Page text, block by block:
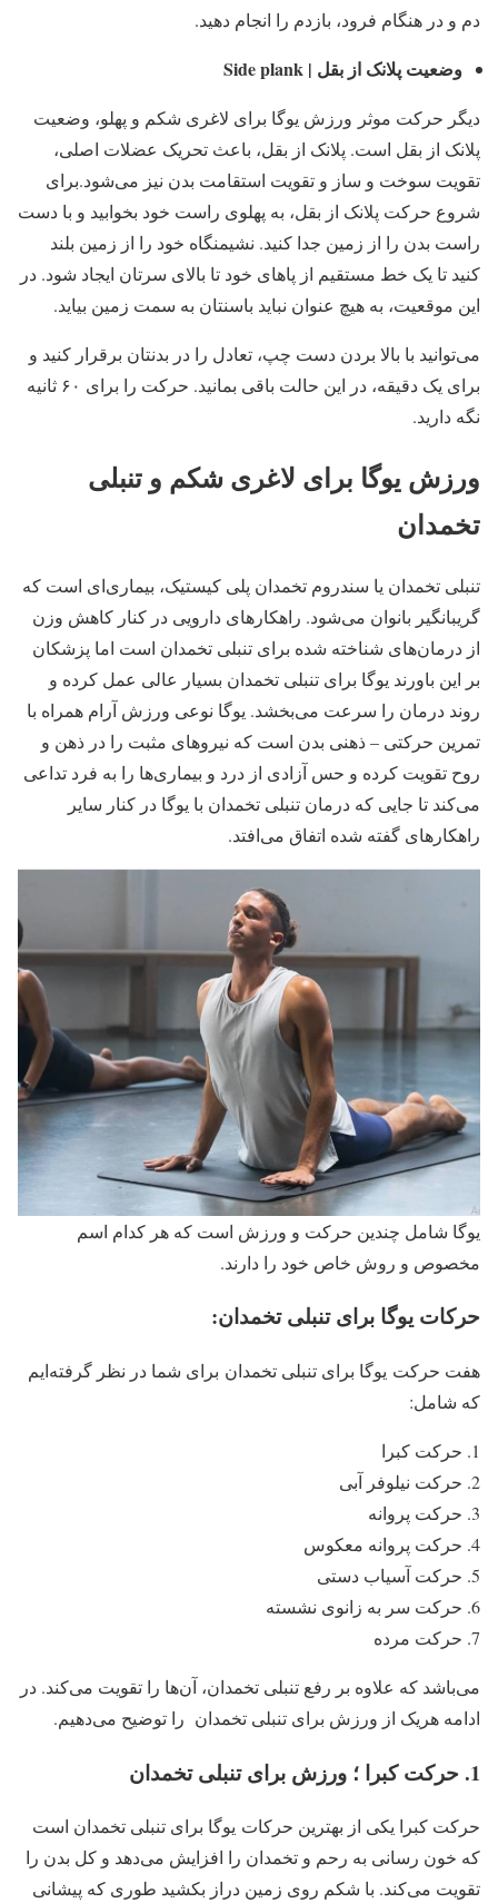
دم و در هنگام فرود، بازدم را انجام دهید.
وضعیت پلانک از بقل | Side plank
دیگر حرکت موثر ورزش یوگا برای لاغری شکم و پهلو، وضعیت
پلانک از بقل است. پلانک از بقل، باعث تحریک عضلات اصلی،
تقویت سوخت و ساز و تقویت استقامت بدن نیز می‌شود.برای
شروع حرکت پلانک از بقل، به پهلوی راست خود بخوابید و با دست
راست بدن را از زمین جدا کنید. نشیمنگاه خود را از زمین بلند
کنید تا یک خط مستقیم از پاهای خود تا بالای سرتان ایجاد شود. در
این موقعیت، به هیچ عنوان نباید باسنتان به سمت زمین بیاید.
می‌توانید با بالا بردن دست چپ، تعادل را در بدنتان برقرار کنید و
برای یک دقیقه، در این حالت باقی بمانید. حرکت را برای ۶۰ ثانیه
نگه دارید.
ورزش یوگا برای لاغری شکم و تنبلی
تخمدان
تنبلی تخمدان یا سندروم تخمدان پلی کیستیک، بیماری‌ای است که
گریبانگیر بانوان می‌شود. راهکارهای دارویی در کنار کاهش وزن
از درمان‌های شناخته شده برای تنبلی تخمدان است اما پزشکان
بر این باورند یوگا برای تنبلی تخمدان بسیار عالی عمل کرده و
روند درمان را سرعت می‌بخشد. یوگا نوعی ورزش آرام همراه با
تمرین حرکتی – ذهنی بدن است که نیروهای مثبت را در ذهن و
روح تقویت کرده و حس آزادی از درد و بیماری‌ها را به فرد تداعی
می‌کند تا جایی که درمان تنبلی تخمدان با یوگا در کنار سایر
راهکارهای گفته شده اتفاق می‌افتد.
یوگا شامل چندین حرکت و ورزش است که هر کدام اسم
مخصوص و روش خاص خود را دارند.
حرکات یوگا برای تنبلی تخمدان:
هفت حرکت یوگا برای تنبلی تخمدان برای شما در نظر گرفته‌ایم
که شامل:
حرکت کبرا
حرکت نیلوفر آبی
حرکت پروانه
حرکت پروانه معکوس
حرکت آسیاب دستی
حرکت سر به زانوی نشسته
حرکت مرده
‌می‌باشد که علاوه بر رفع تنبلی تخمدان‌، آن‌ها را تقویت می‌کند. در
ادامه هریک از ورزش برای تنبلی تخمدان را توضیح می‌دهیم.
1. حرکت کبرا ؛ ورزش برای تنبلی تخمدان
حرکت کبرا یکی از بهترین حرکات یوگا برای تنبلی تخمدان‌ است
که خون رسانی به رحم و تخمدان را افزایش می‌دهد و کل بدن را
تقویت می‌کند. با شکم روی زمین دراز بکشید طوری که پیشانی